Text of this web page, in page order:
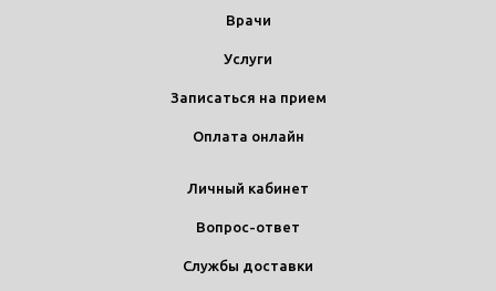
Врачи
Услуги
Записаться на прием
Оплата онлайн
Личный кабинет
Вопрос-ответ
Службы доставки